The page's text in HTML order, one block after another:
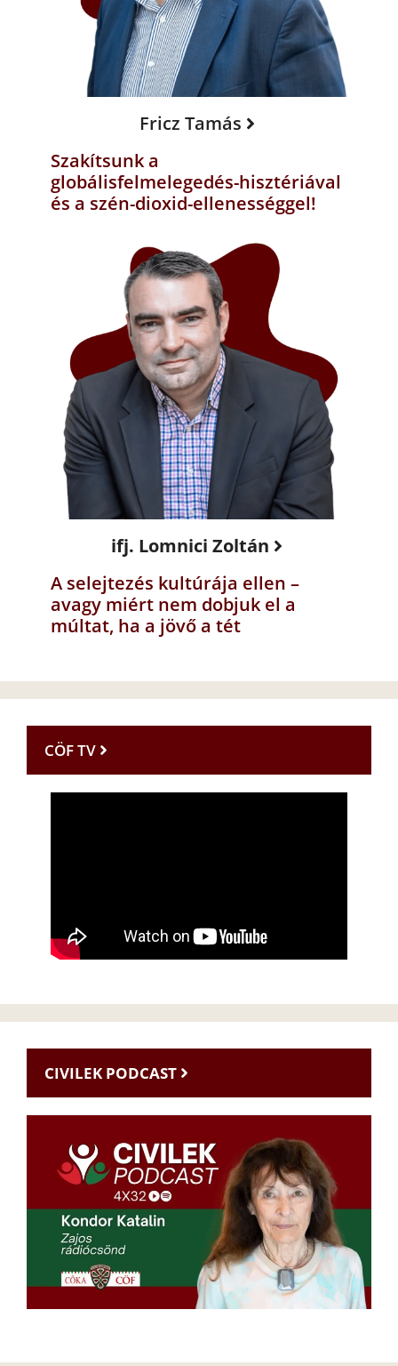
Fricz Tamás
Szakítsunk a
globálisfelmelegedés-hisztériával
és a szén-dioxid-ellenességgel!
ifj. Lomnici Zoltán
A selejtezés kultúrája ellen –
avagy miért nem dobjuk el a
múltat, ha a jövő a tét
CÖF TV
CIVILEK PODCAST